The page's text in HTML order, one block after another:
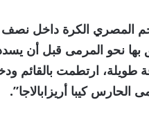
المصري الكرة داخل
بها نحو المرمى قبل أن
ارتطمت بالقائم
الحارس كيبا أريزابالاجا”.